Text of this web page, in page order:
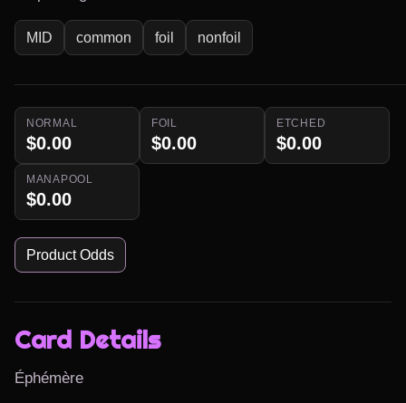
MID common foil nonfoil
NORMAL
$0.00
FOIL
$0.00
ETCHED
$0.00
MANAPOOL
$0.00
Product Odds
Card Details
Éphémère